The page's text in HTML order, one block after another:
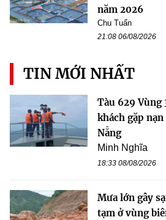
năm 2026
Chu Tuấn
21:08 06/08/2026
TIN MỚI NHẤT
Tàu 629 Vùng
khách gặp
Nẵng
Minh Nghĩa
18:33 08/08/2026
Mưa lớn gây
tạm ở vùng